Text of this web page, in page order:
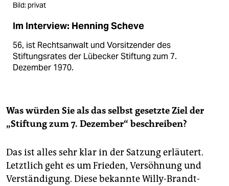
Bild: privat
Im Interview: Henning Scheve
56, ist Rechtsanwalt und Vorsitzender des
Stiftungsrates der Lübecker Stiftung zum 7.
Dezember 1970.
Was würden Sie als das selbst gesetzte Ziel der
„Stiftung zum 7. Dezember“ beschreiben?
Das ist alles sehr klar in der Satzung erläutert.
Letztlich geht es um Frieden, Versöhnung und
Verständigung. Diese bekannte Willy-Brandt-